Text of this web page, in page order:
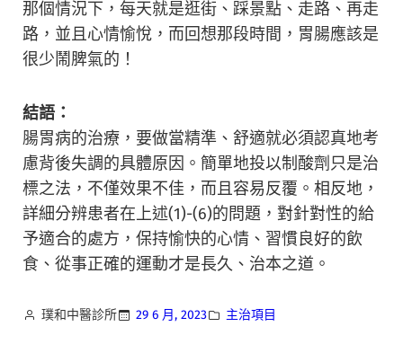
那個情況下，每天就是逛街、踩景點、走路、再走
路，並且心情愉悅，而回想那段時間，胃腸應該是
很少鬧脾氣的！
結語：
腸胃病的治療，要做當精準、舒適就必須認真地考
慮背後失調的具體原因。簡單地投以制酸劑只是治
標之法，不僅效果不佳，而且容易反覆。相反地，
詳細分辨患者在上述(1)-(6)的問題，對針對性的給
予適合的處方，保持愉快的心情、習慣良好的飲
食、從事正確的運動才是長久、治本之道。
璞和中醫診所 29 6 月, 2023 主治項目